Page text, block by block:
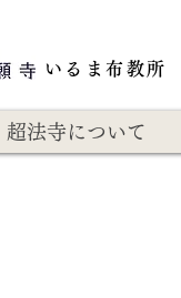
いるま布教所
超法寺について